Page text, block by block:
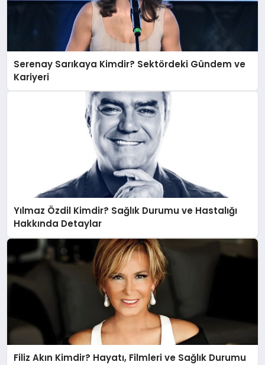
Serenay Sarıkaya Kimdir? Sektördeki Gündem ve
Kariyeri
Yılmaz Özdil Kimdir? Sağlık Durumu ve Hastalığı
Hakkında Detaylar
Filiz Akın Kimdir? Hayatı, Filmleri ve Sağlık Durumu